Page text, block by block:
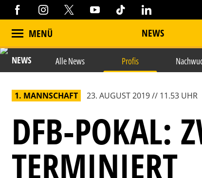
MENÜ NEWS
NEWS Alle News Profis
1. MANNSCHAFT 23. AUGUST 2019 // 11.53 UHR
DFB-POKAL:
TERMINIERT